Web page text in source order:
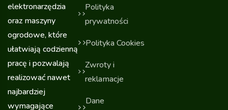
elektronarzędzia
oraz maszyny
ogrodowe, które
ułatwiają codzienną
pracę i pozwalają
realizować nawet
najbardziej
wymagające
Polityka
prywatności
Polityka Cookies
Zwroty i
reklamacje
Dane